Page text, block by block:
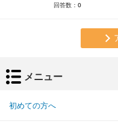
回答数： 0
メニュー
初めての方へ